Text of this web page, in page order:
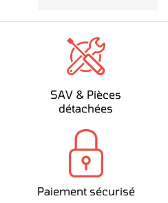
SAV & Pièces
détachées
Paiement sécurisé